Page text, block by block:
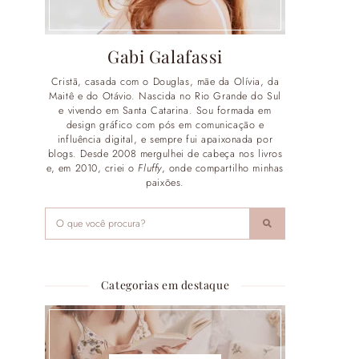
Gabi Galafassi
Cristã, casada com o Douglas, mãe da Olívia, da
Maitê e do Otávio. Nascida no Rio Grande do Sul
e vivendo em Santa Catarina. Sou formada em
design gráfico com pós em comunicação e
influência digital, e sempre fui apaixonada por
blogs. Desde 2008 mergulhei de cabeça nos livros
e, em 2010, criei oFluffy, onde compartilho minhas
paixões.
Categorias em destaque